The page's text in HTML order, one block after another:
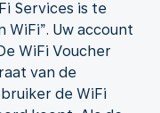
Services is te
WiFi”. Uw account
WiFi Voucher
van de
de WiFi